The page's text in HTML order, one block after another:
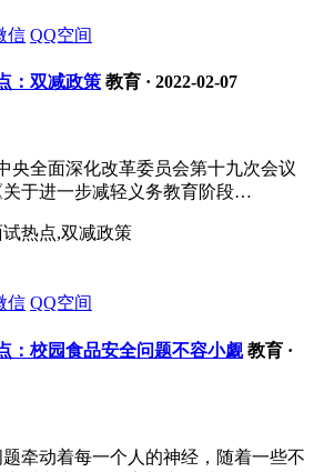
信 QQ空间
：双减政策 教育 · 2022-02-07
央全面深化改革委员会第十九次会议
关于进一步减轻义务教育阶段…
试热点,双减政策
信 QQ空间
：校园食品安全问题不容小觑 教育 ·
牵动着每一个人的神经，随着一些不